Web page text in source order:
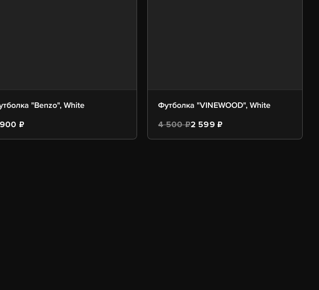
"Benzo", White
₽
Футболка "VINEWOOD", White
4 500 ₽2 599 ₽